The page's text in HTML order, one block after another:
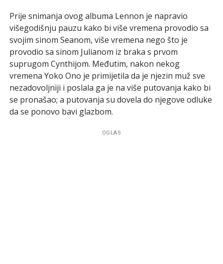
Prije snimanja ovog albuma Lennon je napravio
višegodišnju pauzu kako bi više vremena provodio sa
svojim sinom Seanom, više vremena nego što je
provodio sa sinom Julianom iz braka s prvom
suprugom Cynthijom. Međutim, nakon nekog
vremena Yoko Ono je primijetila da je njezin muž sve
nezadovoljniji i poslala ga je na više putovanja kako bi
se pronašao; a putovanja su dovela do njegove odluke
da se ponovo bavi glazbom.
OGLAS